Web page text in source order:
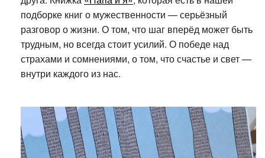
подборке книг о мужественности — серьёзный
разговор о жизни. О том, что шаг вперёд может быть
трудным, но всегда стоит усилий. О победе над
страхами и сомнениями, о том, что счастье и свет —
внутри каждого из нас.